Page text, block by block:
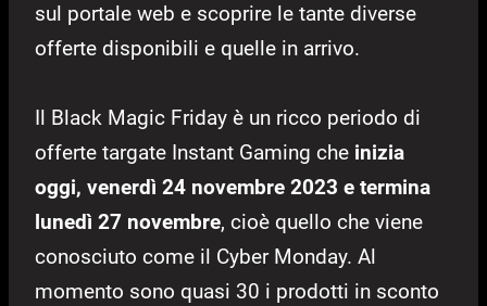
sul portale web e scoprire le tante diverse
offerte disponibili e quelle in arrivo.
Il Black Magic Friday è un ricco periodo di
offerte targate Instant Gaming che inizia
oggi, venerdì 24 novembre 2023 e termina
lunedì 27 novembre, cioè quello che viene
conosciuto come il Cyber Monday. Al
momento sono quasi 30 i prodotti in sconto